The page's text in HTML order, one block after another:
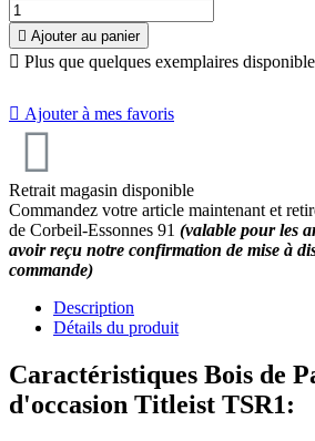
 Ajouter au panier
 Plus que quelques exemplaires
 Ajouter à mes favoris
Retrait magasin disponible
Commandez votre article maintenant et
de Corbeil-Essonnes 91 (valable pour les
avoir reçu notre confirmation de mise à
commande)
Description
Détails du produit
Caractéristiques Bois de
d'occasion Titleist TSR1: